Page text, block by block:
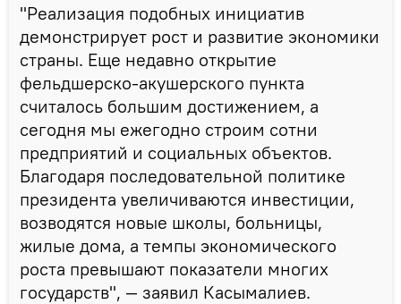
"Реализация подобных инициатив
демонстрирует рост и развитие экономики
страны. Еще недавно открытие
фельдшерско-акушерского пункта
считалось большим достижением, а
сегодня мы ежегодно строим сотни
предприятий и социальных объектов.
Благодаря последовательной политике
президента увеличиваются инвестиции,
возводятся новые школы, больницы,
жилые дома, а темпы экономического
роста превышают показатели многих
государств", — заявил Касымалиев.